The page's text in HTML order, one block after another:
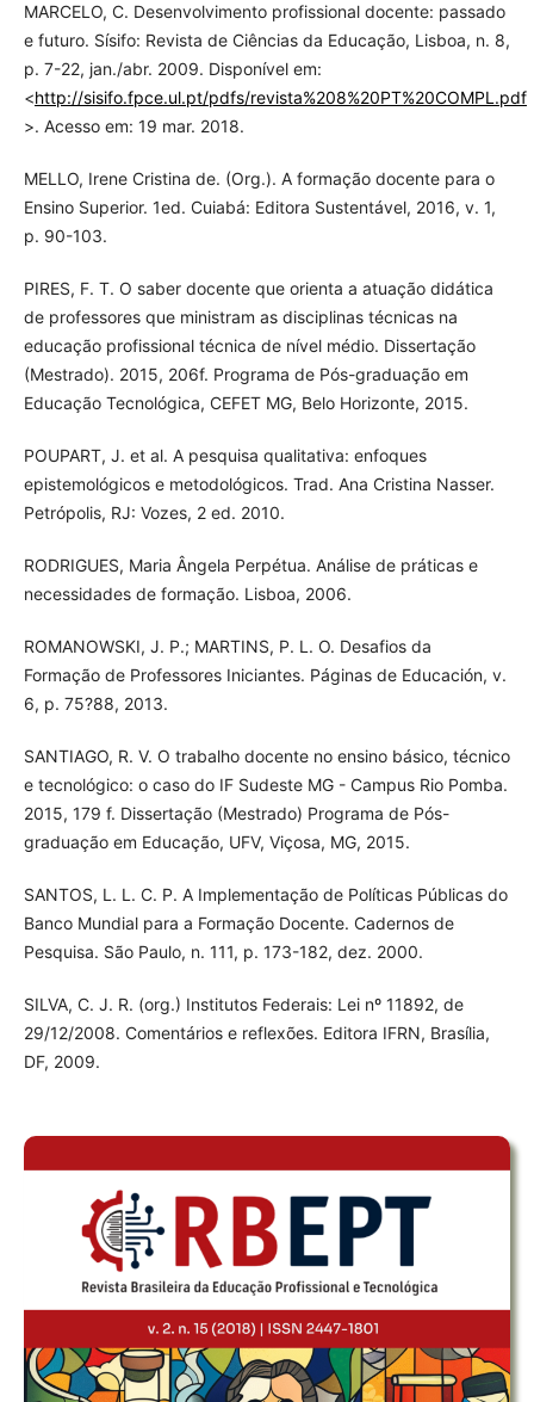
MARCELO, C. Desenvolvimento profissional docente: passado
e futuro. Sísifo: Revista de Ciências da Educação, Lisboa, n. 8,
p. 7-22, jan./abr. 2009. Disponível em:
<http://sisifo.fpce.ul.pt/pdfs/revista%208%20PT%20COMPL.pdf
>. Acesso em: 19 mar. 2018.
MELLO, Irene Cristina de. (Org.). A formação docente para o
Ensino Superior. 1ed. Cuiabá: Editora Sustentável, 2016, v. 1,
p. 90-103.
PIRES, F. T. O saber docente que orienta a atuação didática
de professores que ministram as disciplinas técnicas na
educação profissional técnica de nível médio. Dissertação
(Mestrado). 2015, 206f. Programa de Pós-graduação em
Educação Tecnológica, CEFET MG, Belo Horizonte, 2015.
POUPART, J. et al. A pesquisa qualitativa: enfoques
epistemológicos e metodológicos. Trad. Ana Cristina Nasser.
Petrópolis, RJ: Vozes, 2 ed. 2010.
RODRIGUES, Maria Ângela Perpétua. Análise de práticas e
necessidades de formação. Lisboa, 2006.
ROMANOWSKI, J. P.; MARTINS, P. L. O. Desafios da
Formação de Professores Iniciantes. Páginas de Educación, v.
6, p. 75?88, 2013.
SANTIAGO, R. V. O trabalho docente no ensino básico, técnico
e tecnológico: o caso do IF Sudeste MG - Campus Rio Pomba.
2015, 179 f. Dissertação (Mestrado) Programa de Pós-
graduação em Educação, UFV, Viçosa, MG, 2015.
SANTOS, L. L. C. P. A Implementação de Políticas Públicas do
Banco Mundial para a Formação Docente. Cadernos de
Pesquisa. São Paulo, n. 111, p. 173-182, dez. 2000.
SILVA, C. J. R. (org.) Institutos Federais: Lei nº 11892, de
29/12/2008. Comentários e reflexões. Editora IFRN, Brasília,
DF, 2009.